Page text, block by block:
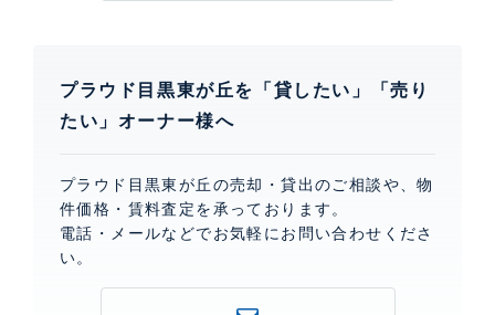
プラウド目黒東が丘を「貸したい」「売り
たい」オーナー様へ
プラウド目黒東が丘の売却・貸出のご相談や、物
件価格・賃料査定を承っております。
電話・メールなどでお気軽にお問い合わせくださ
い。